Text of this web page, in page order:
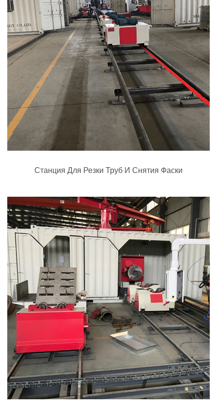
Станция Для Резки Труб И Снятия Фаски